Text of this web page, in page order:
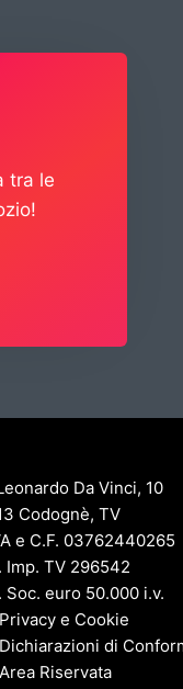
tra le
Da Vinci, 10
Codognè, TV
e C.F. 03762440265
Imp. TV 296542
Soc. euro 50.000 i.v.
Privacy e Cookie
Dichiarazioni di
Area Riservata